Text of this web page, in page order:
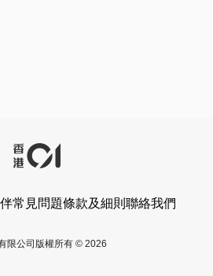
常見問題條款及細則 聯絡我們
限公司版權所有 © 2026